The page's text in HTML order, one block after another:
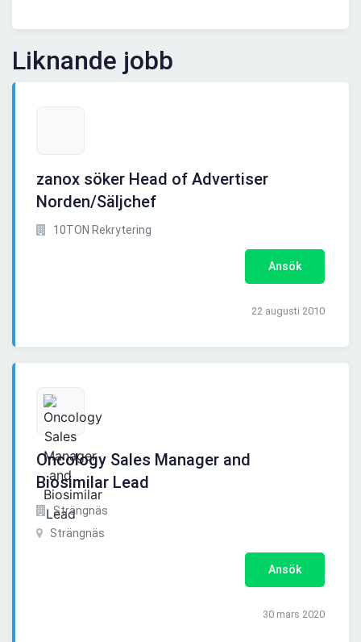
Liknande jobb
zanox söker Head of Advertiser
Norden/Säljchef
10TON Rekrytering
Ansök
22 augusti 2010
Oncology Sales Manager and
Biosimilar Lead
Strängnäs
Strängnäs
Ansök
30 mars 2020